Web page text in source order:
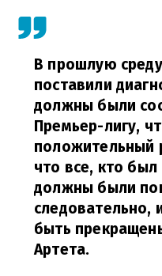
В прошлую
поставили
должны были
Премьер-лигу,
положительный
что все, кто
должны были
быть
Артета.